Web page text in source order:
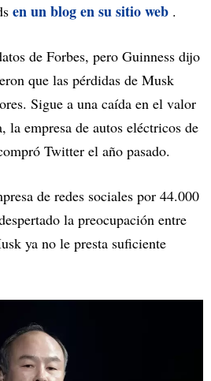
en un blog en su sitio web .
de Forbes, pero Guinness dijo
que las pérdidas de Musk
Sigue a una caída en el valor
la empresa de autos eléctricos de
Twitter el año pasado.
de redes sociales por 44.000
la preocupación entre
ya no le presta suficiente